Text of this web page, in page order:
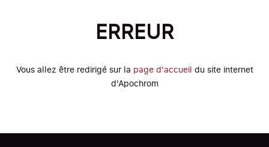
ERREUR
Vous allez être redirigé sur la page d'accueil du site internet
d'Apochrom